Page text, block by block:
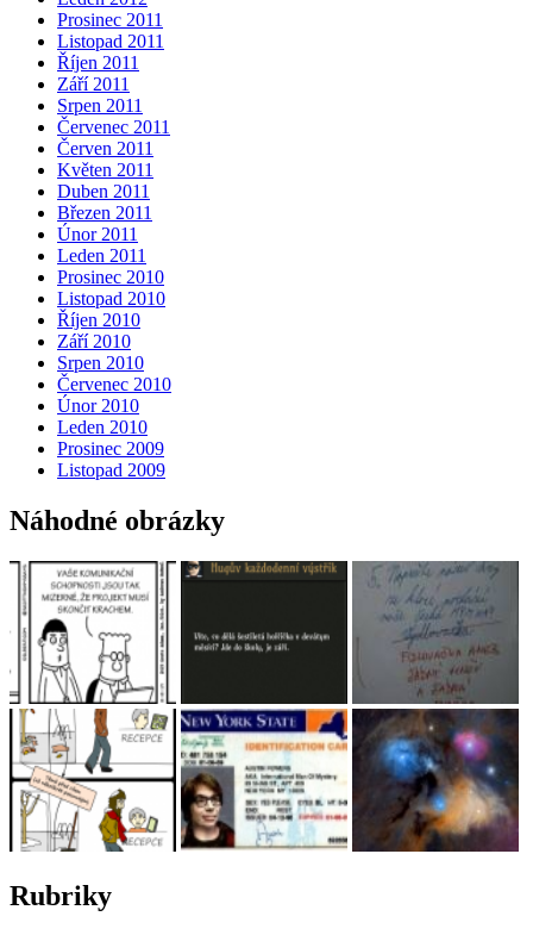
Prosinec 2011
Listopad 2011
Říjen 2011
Září 2011
Srpen 2011
Červenec 2011
Červen 2011
Květen 2011
Duben 2011
Březen 2011
Únor 2011
Leden 2011
Prosinec 2010
Listopad 2010
Říjen 2010
Září 2010
Srpen 2010
Červenec 2010
Únor 2010
Leden 2010
Prosinec 2009
Listopad 2009
Náhodné obrázky
Rubriky